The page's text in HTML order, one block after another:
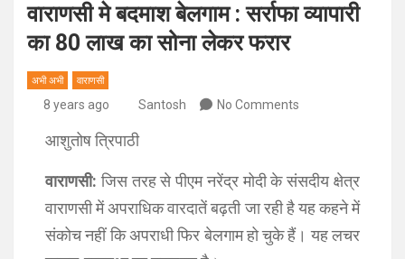
वाराणसी मे बदमाश बेलगाम : सर्राफा व्यापारी
का 80 लाख का सोना लेकर फरार
अभी अभी वाराणसी
8 years ago Santosh No Comments
आशुतोष त्रिपाठी
वाराणसी: जिस तरह से पीएम नरेंद्र मोदी के संसदीय क्षेत्र
वाराणसी में अपराधिक वारदातें बढ़ती जा रही है यह कहने में
संकोच नहीं कि अपराधी फिर बेलगाम हो चुके हैं। यह लचर